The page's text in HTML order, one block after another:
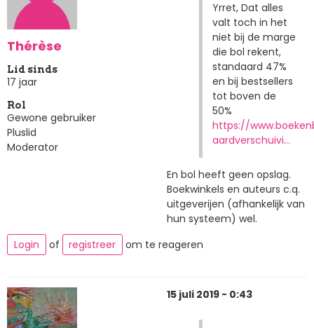
Thérèse
Lid sinds
17 jaar
Rol
Gewone gebruiker
Pluslid
Moderator
Yrret, Dat alles
valt toch in het
niet bij de marge
die bol rekent,
standaard 47%
en bij bestsellers
tot boven de
50%
https://
aardverschuivi…
En bol heeft geen opslag.
Boekwinkels en auteurs c.q.
uitgeverijen (afhankelijk van
hun systeem) wel.
Login
of registreer om te reageren
15 juli 2019 - 0:43